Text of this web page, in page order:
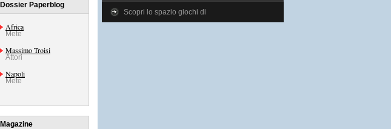
Dossier Paperblog
Africa
Mete
Massimo Troisi
Attori
Napoli
Mete
Magazine
Scopri lo spazio giochi di